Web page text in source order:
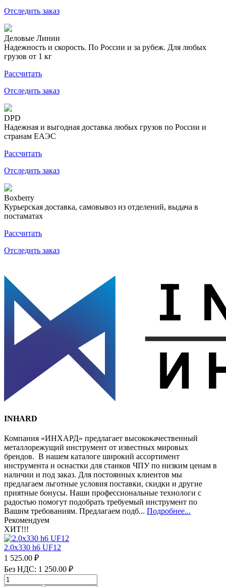
Отследить заказ
Деловые Линии
Надежность и скорость. По России и за рубеж. Для любых
грузов от 1 кг
Рассчитать
Отследить заказ
DPD
Надежная и выгодная доставка любых грузов по России и
странам ЕАЭС
Рассчитать
Отследить заказ
Boxberry
Курьерская доставка, самовывоз из отделений, выдача в
постаматах
Рассчитать
Отследить заказ
INHARD
Компания «ИНХАРД» предлагает высококачественный
металлорежущий инструмент от известных мировых
брендов. В нашем каталоге широкий ассортимент
инструмента и оснастки для станков ЧПУ по низким ценам в
наличии и под заказ. Для постоянных клиентов мы
предлагаем льготные условия поставки, скидки и другие
приятные бонусы. Наши профессиональные технологи с
радостью помогут подобрать требуемый инструмент по
Вашим требованиям. Предлагаем подб... Подробнее...
Рекомендуем
ХИТ!!!
2.0х330 h6 UF12
1 525.00 ₽
Без НДС: 1 250.00 ₽